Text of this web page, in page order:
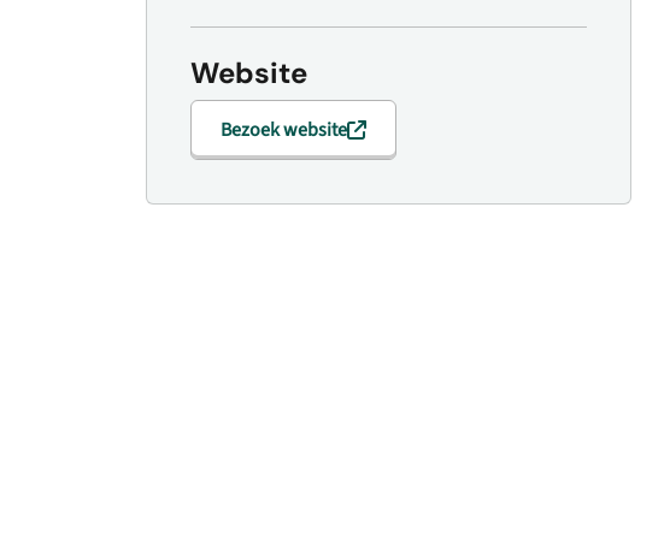
Website
Bezoek website